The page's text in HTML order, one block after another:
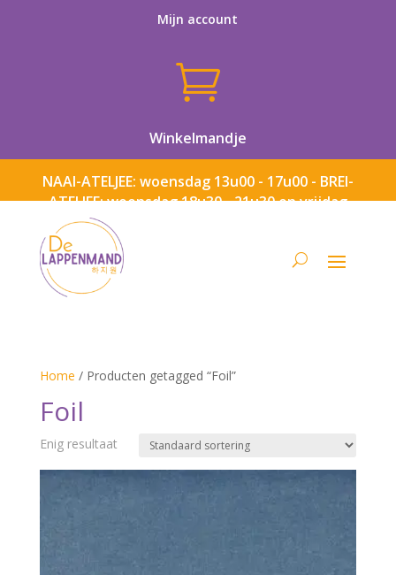
Mijn account

Winkelmandje
NAAI-ATELJEE: woensdag 13u00 - 17u00 - BREI-
ATELJEE: woensdag 18u30 - 21u30 en vrijdag
Home / Producten getagged “Foil”
Foil
Enig resultaat